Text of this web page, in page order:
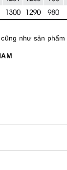
như sản phẩm